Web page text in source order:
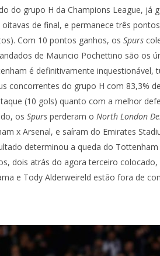
do grupo H da Champions League, já
de final, e permanece três
Com 10 pontos ganhos, os Spurs
de Mauricio Pochettino são os
é definitivamente inquestionável,
concorrentes do grupo H com 83,3%
(10 gols) quanto com a melhor
os Spurs perderam o North London
x Arsenal, e saíram do Emirates
determinou a queda do Tottenham
dois atrás do agora terceiro colocado,
e Tody Alderweireld estão fora de